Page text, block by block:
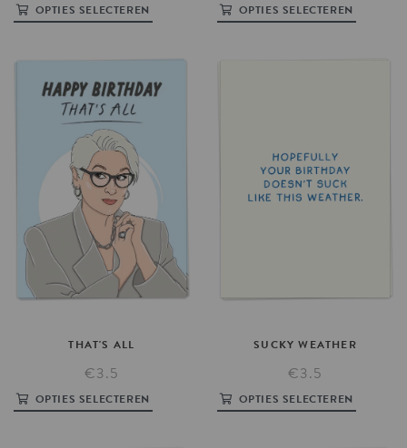
OPTIES SELECTEREN OPTIES SELECTEREN
THAT'S ALL
€3.5
OPTIES SELECTEREN
SUCKY WEATHER
€3.5
OPTIES SELECTEREN